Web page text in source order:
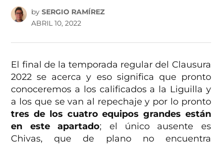
by SERGIO RAMÍREZ
ABRIL 10, 2022
El final de la temporada regular del Clausura
2022 se acerca y eso significa que pronto
conoceremos a los calificados a la Liguilla y
a los que se van al repechaje y por lo pronto
tres de los cuatro equipos grandes están
en este apartado; el único ausente es
Chivas, que de plano no encuentra